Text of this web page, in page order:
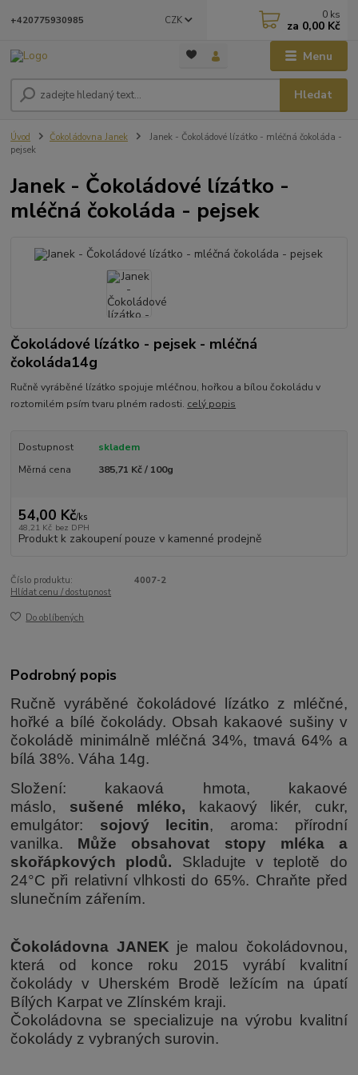
Menu
CZK
Hledat
+420775930985 0 ks
za 0,00 Kč
Úvod Čokoládovna Janek
Janek - Čokoládové lízátko - mléčná čokoláda -
pejsek
Janek - Čokoládové lízátko -
mléčná čokoláda - pejsek
Čokoládové lízátko - pejsek - mléčná
čokoláda14g
Ručně vyráběné lízátko spojuje mléčnou, hořkou a bílou čokoládu v
roztomilém psím tvaru plném radosti. celý popis
Dostupnost
skladem
Měrná cena
385,71 Kč / 100g
54,00 Kč/ks
48,21 Kč bez DPH
Produkt k zakoupení pouze v kamenné prodejně
Číslo produktu:
4007-2
Hlídat cenu / dostupnost
Do oblíbených
Podrobný popis
Ručně vyráběné čokoládové lízátko z mléčné,
hořké a bílé čokolády. Obsah kakaové sušiny v
čokoládě minimálně mléčná 34%, tmavá 64% a
bílá 38%. Váha 14g.
Složení: kakaová hmota, kakaové
máslo, sušené mléko, kakaový likér, cukr,
emulgátor: sojový lecitin, aroma: přírodní
vanilka. Může obsahovat stopy mléka a
skořápkových plodů. Skladujte v teplotě do
24°C při relativní vlhkosti do 65%. Chraňte před
slunečním zářením.
Čokoládovna JANEK je malou čokoládovnou,
která od konce roku 2015 vyrábí kvalitní
čokolády v Uherském Brodě ležícím na úpatí
Bílých Karpat ve Zlínském kraji.
Čokoládovna se specializuje na výrobu kvalitní
čokolády z vybraných surovin.